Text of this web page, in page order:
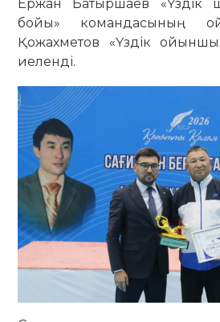
Ержан Батыршаев «Үздік
бойы» командасының
Қожахметов «Үздік
иеленді.